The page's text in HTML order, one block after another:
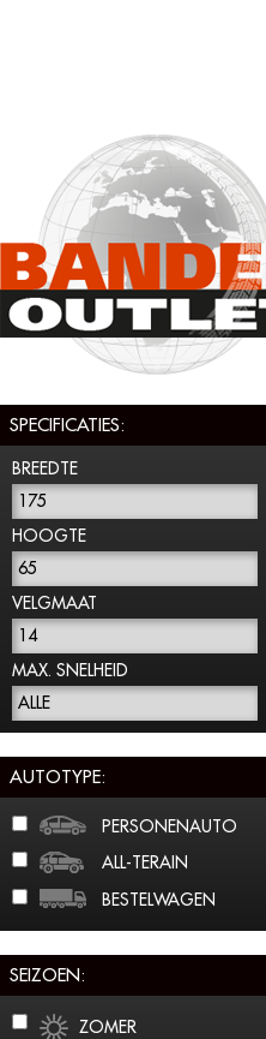
SPECIFICATIES:
BREEDTE
175
HOOGTE
65
VELGMAAT
14
MAX. SNELHEID
ALLE
AUTOTYPE:
PERSONENAUTO
ALL-TERAIN
BESTELWAGEN
SEIZOEN:
ZOMER